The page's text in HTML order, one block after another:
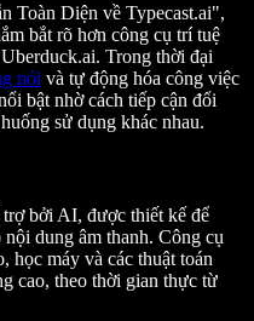
Toàn Diện về Typecast.ai",
bắt rõ hơn công cụ trí tuệ
Trong thời đại
nói và tự động hóa công việc
bật nhờ cách tiếp cận đổi
sử dụng khác nhau.
bởi AI, được thiết kế để
dung âm thanh. Công cụ
học máy và các thuật toán
cao, theo thời gian thực từ